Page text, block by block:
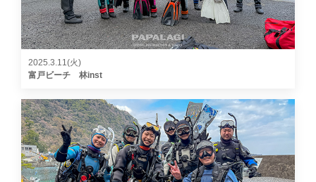
2025.3.11(火)
富戸ビーチ 林inst